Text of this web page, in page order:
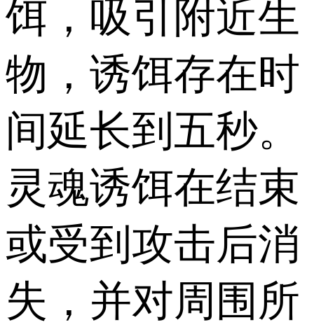
饵，吸引附近生
物，诱饵存在时
间延长到五秒。
灵魂诱饵在结束
或受到攻击后消
失，并对周围所